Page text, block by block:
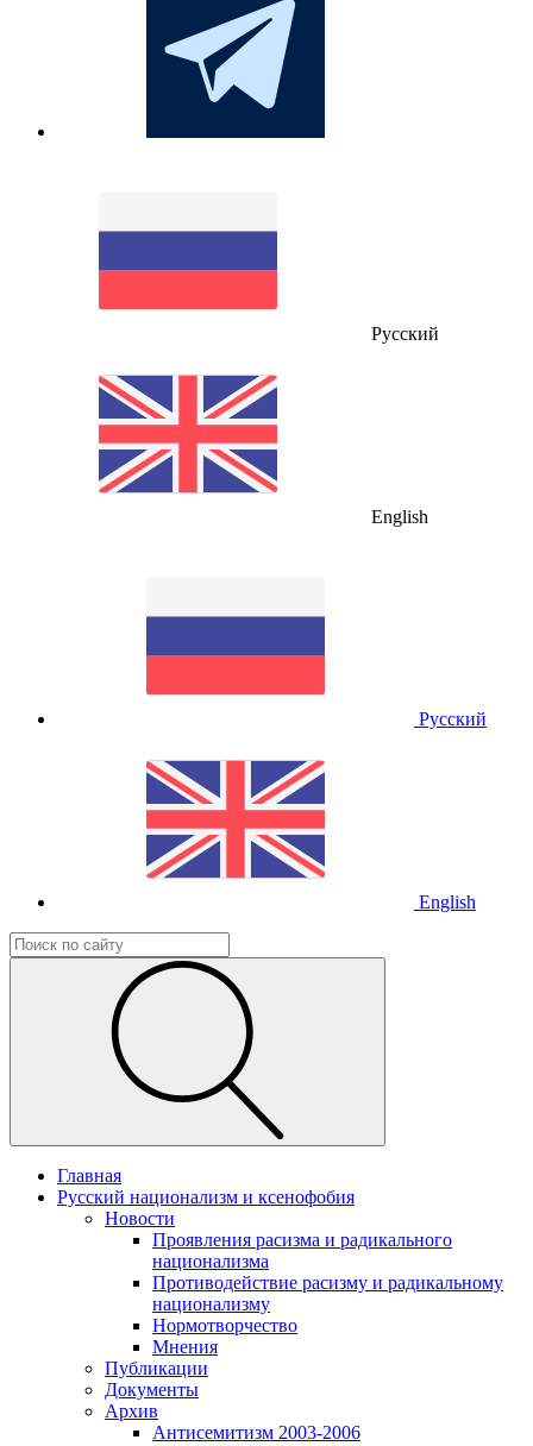
Русский
English
Русский
English
Главная
Русский национализм и ксенофобия
Новости
Проявления расизма и радикального
национализма
Противодействие расизму и радикальному
национализму
Нормотворчество
Мнения
Публикации
Документы
Архив
Антисемитизм 2003-2006